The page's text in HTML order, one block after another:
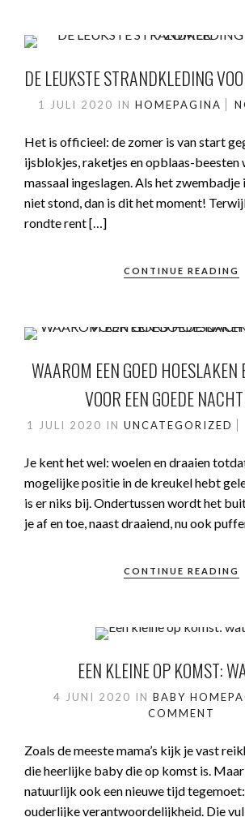
DE LEUKSTE STRANDKLEDING
1 JULI 2020 IN HOMEPAGINA
Het is officieel: de zomer is van start
ijsblokjes, raketjes en opblaas-beesten
massaal ingeslagen. Als het zwembadje
niet stond, dan is dit het moment!
rondte rent […]
CONTINUE READING
WAAROM EEN GOED HOESLAKEN
VOOR EEN GOEDE
1 JULI 2020 IN UNCATEGORIZED
Je kent het wel: woelen en draaien
mogelijke positie in de kreukel hebt
is er niks bij. Ondertussen wordt het
je af en toe, naast draaiend, nu ook
CONTINUE READING
EEN KLEINE OP KOMST:
4 JUNI 2020 IN BABY
COMMENT
Zoals de meeste mama’s kijk je vast
die heerlijke baby die op komst is.
natuurlijk ook een nieuwe tijd
ouderlijke verantwoordelijkheid. Die